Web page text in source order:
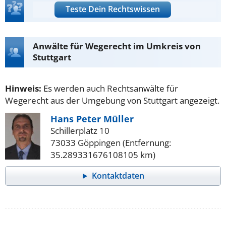
Teste Dein Rechtswissen
Anwälte für Wegerecht im Umkreis von
Stuttgart
Hinweis: Es werden auch Rechtsanwälte für
Wegerecht aus der Umgebung von Stuttgart angezeigt.
Hans Peter Müller
Schillerplatz 10
73033 Göppingen (Entfernung:
35.289331676108105 km)
Kontaktdaten